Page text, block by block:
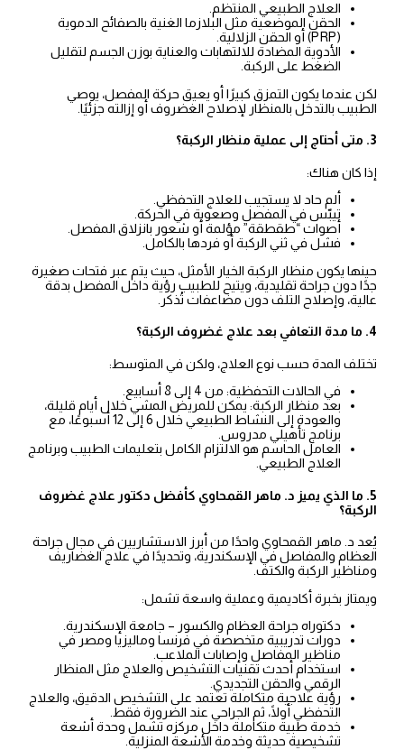
العلاج الطبيعي المنتظم.
الحقن الموضعية مثل البلازما الغنية بالصفائح الدموية
(PRP) أو الحقن الزلالية.
الأدوية المضادة للالتهابات والعناية بوزن الجسم لتقليل
الضغط على الركبة.
لكن عندما يكون التمزق كبيرًا أو يعيق حركة المفصل، يوصي
الطبيب بالتدخل بالمنظار لإصلاح الغضروف أو إزالته جزئيًا.
3. متى أحتاج إلى عملية منظار الركبة؟
إذا كان هناك:
ألم حاد لا يستجيب للعلاج التحفظي.
تيبّس في المفصل وصعوبة في الحركة.
أصوات “طقطقة” مؤلمة أو شعور بانزلاق المفصل.
فشل في ثني الركبة أو فردها بالكامل.
حينها يكون منظار الركبة الخيار الأمثل، حيث يتم عبر فتحات صغيرة
جدًا دون جراحة تقليدية، ويتيح للطبيب رؤية داخل المفصل بدقة
عالية، وإصلاح التلف دون مضاعفات تُذكر.
4. ما مدة التعافي بعد علاج غضروف الركبة؟
تختلف المدة حسب نوع العلاج، ولكن في المتوسط:
في الحالات التحفظية: من 4 إلى 8 أسابيع.
بعد منظار الركبة: يمكن للمريض المشي خلال أيام قليلة،
والعودة إلى النشاط الطبيعي خلال 6 إلى 12 أسبوعًا، مع
برنامج تأهيلي مدروس.
العامل الحاسم هو الالتزام الكامل بتعليمات الطبيب وبرنامج
العلاج الطبيعي.
5. ما الذي يميز د. ماهر القمحاوي كأفضل دكتور علاج غضروف
الركبة؟
يُعد د. ماهر القمحاوي واحدًا من أبرز الاستشاريين في مجال جراحة
العظام والمفاصل في الإسكندرية، وتحديدًا في علاج الغضاريف
ومناظير الركبة والكتف.
ويمتاز بخبرة أكاديمية وعملية واسعة تشمل:
دكتوراه جراحة العظام والكسور – جامعة الإسكندرية.
دورات تدريبية متخصصة في فرنسا وماليزيا ومصر في
مناظير المفاصل وإصابات الملاعب.
استخدام أحدث تقنيات التشخيص والعلاج مثل المنظار
الرقمي والحقن التجديدي.
رؤية علاجية متكاملة تعتمد على التشخيص الدقيق، والعلاج
التحفظي أولًا، ثم الجراحي عند الضرورة فقط.
خدمة طبية متكاملة داخل مركزه تشمل وحدة أشعة
تشخيصية حديثة وخدمة الأشعة المنزلية.